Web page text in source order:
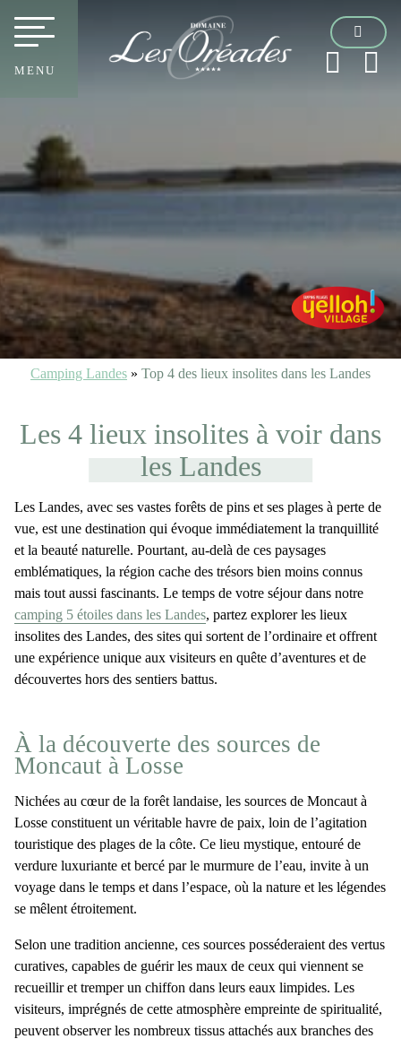
MENU
Camping Landes » Top 4 des lieux insolites dans les Landes
Les 4 lieux insolites à voir dans
les Landes
Les Landes, avec ses vastes forêts de pins et ses plages à perte de
vue, est une destination qui évoque immédiatement la tranquillité
et la beauté naturelle. Pourtant, au-delà de ces paysages
emblématiques, la région cache des trésors bien moins connus
mais tout aussi fascinants. Le temps de votre séjour dans notre
camping 5 étoiles dans les Landes, partez explorer les lieux
insolites des Landes, des sites qui sortent de l’ordinaire et offrent
une expérience unique aux visiteurs en quête d’aventures et de
découvertes hors des sentiers battus.
À la découverte des sources de
Moncaut à Losse
Nichées au cœur de la forêt landaise, les sources de Moncaut à
Losse constituent un véritable havre de paix, loin de l’agitation
touristique des plages de la côte. Ce lieu mystique, entouré de
verdure luxuriante et bercé par le murmure de l’eau, invite à un
voyage dans le temps et dans l’espace, où la nature et les légendes
se mêlent étroitement.
Selon une tradition ancienne, ces sources posséderaient des vertus
curatives, capables de guérir les maux de ceux qui viennent se
recueillir et tremper un chiffon dans leurs eaux limpides. Les
visiteurs, imprégnés de cette atmosphère empreinte de spiritualité,
peuvent observer les nombreux tissus attachés aux branches des